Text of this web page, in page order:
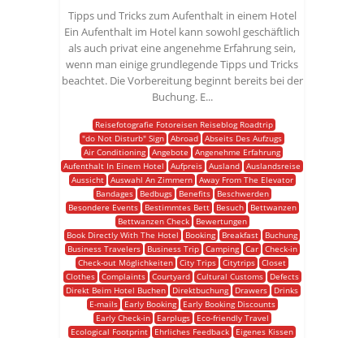
Tipps und Tricks zum Aufenthalt in einem Hotel
Ein Aufenthalt im Hotel kann sowohl geschäftlich
als auch privat eine angenehme Erfahrung sein,
wenn man einige grundlegende Tipps und Tricks
beachtet. Die Vorbereitung beginnt bereits bei der
Buchung. E...
Reisefotografie Fotoreisen Reiseblog Roadtrip
"do Not Disturb" Sign Abroad Abseits Des Aufzugs
Air Conditioning Angebote
Angenehme Erfahrung
Aufenthalt In Einem Hotel
Aufpreis Ausland Auslandsreise
Aussicht
Auswahl An Zimmern
Away From The Elevator
Bandages
Bedbugs Benefits
Beschwerden
Besondere Events
Bestimmtes Bett Besuch
Bettwanzen
Bettwanzen Check
Bewertungen
Book Directly With The Hotel
Booking Breakfast
Buchung
Business Travelers
Business Trip Camping Car
Check-in
Check-out Möglichkeiten City Trips Citytrips Closet
Clothes
Complaints Courtyard Cultural Customs
Defects
Direkt Beim Hotel Buchen
Direktbuchung Drawers
Drinks
E-mails
Early Booking
Early Booking Discounts
Early Check-in
Earplugs
Eco-friendly Travel
Ecological Footprint
Ehrliches Feedback
Eigenes Kissen